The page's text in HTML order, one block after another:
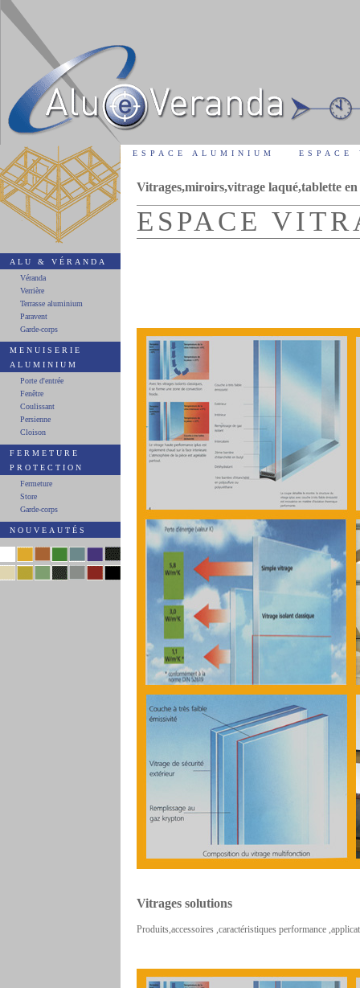
ESPACE ALUMINIUM ESPACE
ALU & VÉRANDA
Véranda
Verrière
Terrasse aluminium
Paravent
Garde-corps
MENUISERIE
ALUMINIUM
Porte d'entrée
Fenêtre
Coulissant
Persienne
Cloison
FERMETURE
PROTECTION
Fermeture
Store
Garde-corps
NOUVEAUTÉS
Vitrages,miroirs,vitrage laqué,tablette
ESPACE
Vitrages solutions
Produits,accessoires ,caractéristiques performance